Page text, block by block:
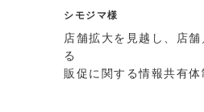
シモジマ様
店舗拡大を見越し、店
る
販促に関する情報共有体